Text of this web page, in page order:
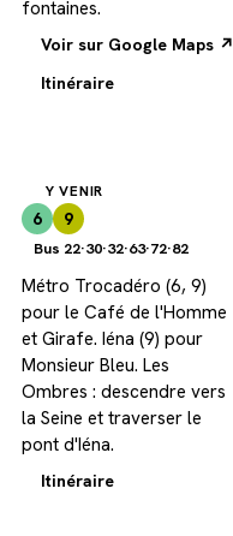
fontaines.
Voir sur Google Maps ↗
Itinéraire
Y VENIR
6 9
Bus 22·30·32·63·72·82
Métro Trocadéro (6, 9)
pour le Café de l'Homme
et Girafe. Iéna (9) pour
Monsieur Bleu. Les
Ombres : descendre vers
la Seine et traverser le
pont d'Iéna.
Itinéraire